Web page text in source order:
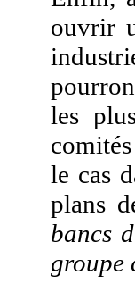
ouvrir
les
le cas
plans
bancs
groupe